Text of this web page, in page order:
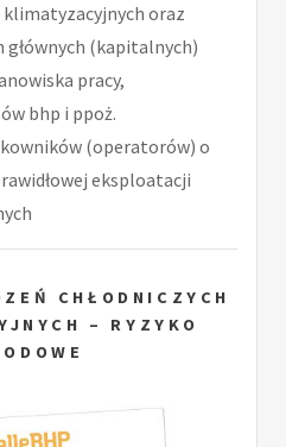
klimatyzacyjnych oraz
głównych (kapitalnych)
pracy,
bhp i ppoż.
(operatorów) o
eksploatacji
CHŁODNICZYCH
– RYZYKO